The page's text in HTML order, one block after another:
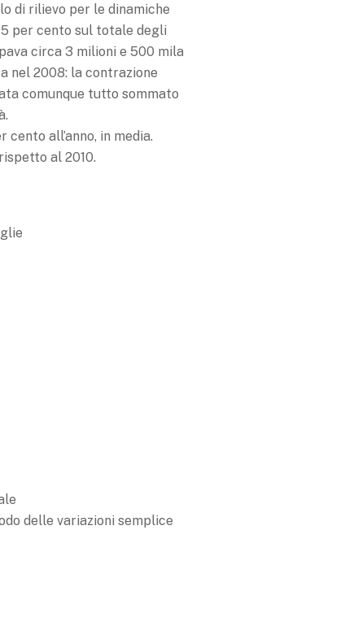
di rilievo per le dinamiche
per cento sul totale degli
circa 3 milioni e 500 mila
nel 2008: la contrazione
comunque tutto sommato
all’anno, in media.
al 2010.
delle variazioni semplice